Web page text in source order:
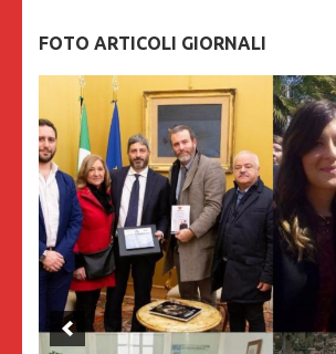
FOTO ARTICOLI GIORNALI